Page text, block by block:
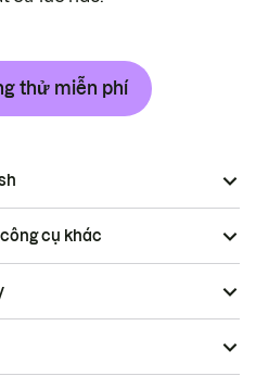
thử miễn phí
cụ khác